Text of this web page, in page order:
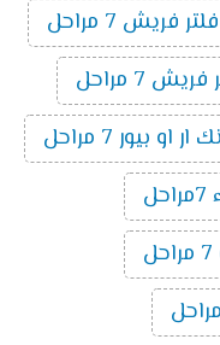
فلتر فريش 7 مراحل
7 مراحل
او بيور 7 مراحل